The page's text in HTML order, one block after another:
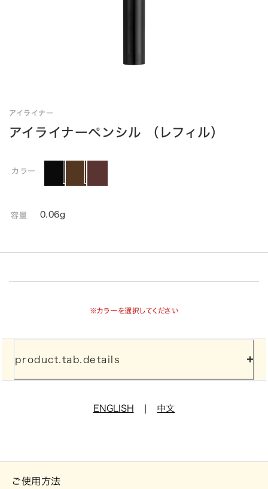
アイライナー
アイライナーペンシル （レフィル）
カラー
容量 0.06g
※カラーを選択してください
product.tab.details
ENGLISH 中文
ご使用方法